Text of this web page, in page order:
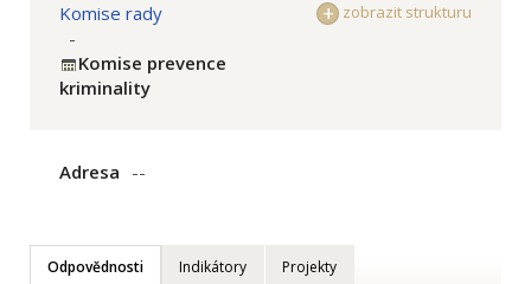
zobrazit strukturu
Komise rady
-
Komise prevence
kriminality
Adresa --
Odpovědnosti Indikátory Projekty